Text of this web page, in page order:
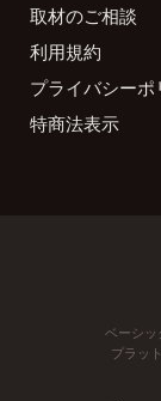
取材のご相談
利用規約
プライバシーポ
特商法表示
ベーシ
プラッ